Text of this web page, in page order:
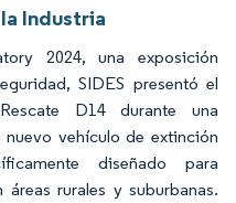
Industria
2024, una exposición
SIDES presentó el
D14 durante una
vehículo de extinción
diseñado para
rurales y suburbanas.